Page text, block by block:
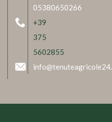
05380650266
+39
375
5602855